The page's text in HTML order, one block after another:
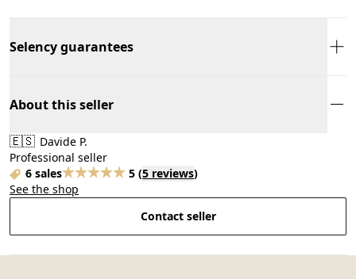
Selency guarantees
About this seller
🇪🇸 Davide P.
Professional seller
6 sales
5 (5 reviews)
See the shop
Contact seller